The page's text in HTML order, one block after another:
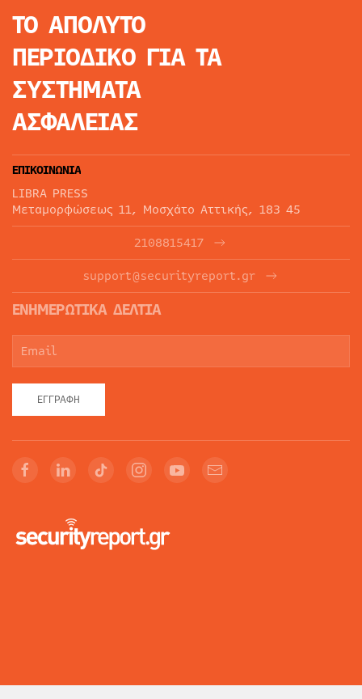
ΤΟ ΑΠΟΛΥΤΟ
ΠΕΡΙΟΔΙΚΟ ΓΙΑ ΤΑ
ΣΥΣΤΗΜΑΤΑ
ΑΣΦΑΛΕΙΑΣ
ΕΠΙΚΟΙΝΩΝΙΑ
LIBRA PRESS
Μεταμορφώσεως 11, Μοσχάτο Αττικής, 183 45
2108815417
support@securityreport.gr
ΕΝΗΜΕΡΩΤΙΚΑ ΔΕΛΤΙΑ
ΕΓΓΡΑΦΉ